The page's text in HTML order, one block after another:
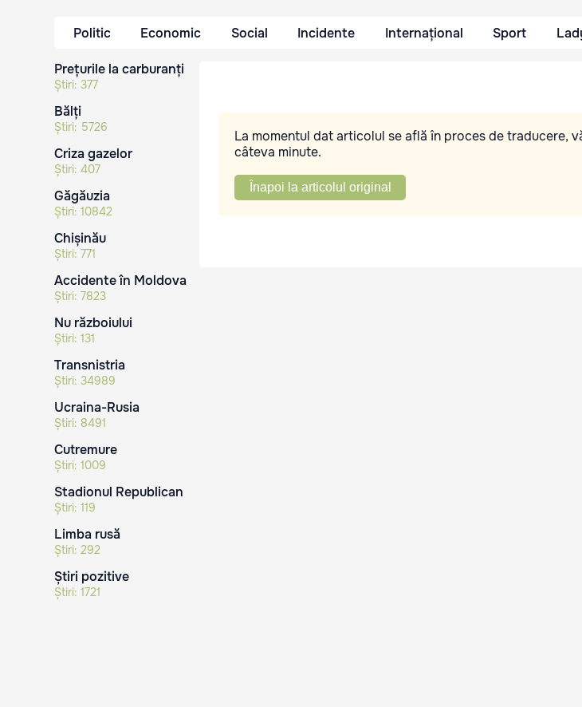
Politic Economic Social Incidente Internațional Sport
Prețurile la carburanți
Știri: 377
Bălți
Știri: 5726
Criza gazelor
Știri: 407
Găgăuzia
Știri: 10842
Chișinău
Știri: 771
Accidente în Moldova
Știri: 7823
Nu războiului
Știri: 131
Transnistria
Știri: 34989
Ucraina-Rusia
Știri: 8491
Cutremure
Știri: 1009
Stadionul Republican
Știri: 119
Limba rusă
Știri: 292
Știri pozitive
Știri: 1721
La momentul dat articolul se află în proces de traducere,
câteva minute.
Înapoi la articolul original